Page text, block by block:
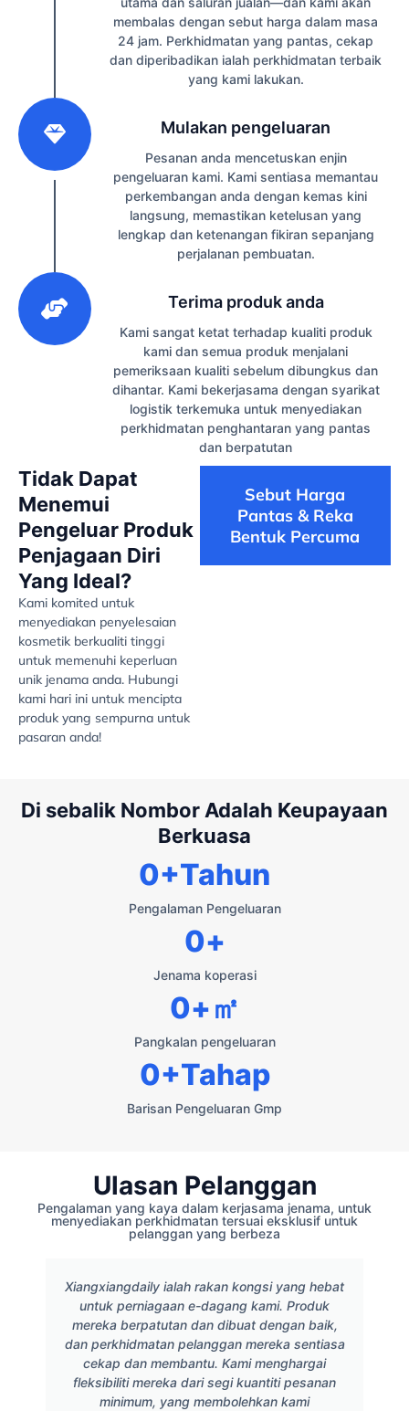
membalas dengan sebut harga dalam masa
24 jam. Perkhidmatan yang pantas, cekap
dan diperibadikan ialah perkhidmatan terbaik
yang kami lakukan.
Mulakan pengeluaran
Pesanan anda mencetuskan enjin
pengeluaran kami. Kami sentiasa memantau
perkembangan anda dengan kemas kini
langsung, memastikan ketelusan yang
lengkap dan ketenangan fikiran sepanjang
perjalanan pembuatan.
Terima produk anda
Kami sangat ketat terhadap kualiti produk
kami dan semua produk menjalani
pemeriksaan kualiti sebelum dibungkus dan
dihantar. Kami bekerjasama dengan syarikat
logistik terkemuka untuk menyediakan
perkhidmatan penghantaran yang pantas
dan berpatutan
Tidak Dapat
Menemui
Pengeluar Produk
Penjagaan Diri
Yang Ideal?
Kami komited untuk
menyediakan penyelesaian
kosmetik berkualiti tinggi
untuk memenuhi keperluan
unik jenama anda. Hubungi
kami hari ini untuk mencipta
produk yang sempurna untuk
pasaran anda!
Sebut Harga
Pantas & Reka
Bentuk Percuma
Di sebalik Nombor Adalah Keupayaan
Berkuasa
Pengalaman Pengeluaran
0+Tahun
Jenama koperasi
0+
Pangkalan pengeluaran
0+㎡
Barisan Pengeluaran Gmp
0+Tahap
Ulasan Pelanggan
Pengalaman yang kaya dalam kerjasama jenama, untuk
menyediakan perkhidmatan tersuai eksklusif untuk
pelanggan yang berbeza
Xiangxiangdaily ialah rakan kongsi yang hebat
untuk perniagaan e-dagang kami. Produk
mereka berpatutan dan dibuat dengan baik,
dan perkhidmatan pelanggan mereka sentiasa
cekap dan membantu. Kami menghargai
fleksibiliti mereka dari segi kuantiti pesanan
minimum, yang membolehkan kami